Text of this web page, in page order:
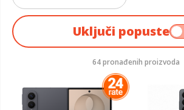
Uključi popuste
64 pronađenih proizvoda